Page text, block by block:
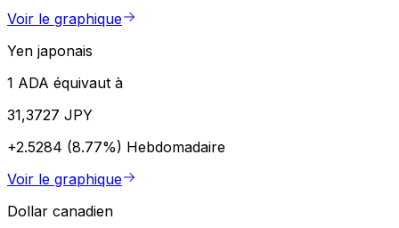
Voir le graphique
Yen japonais
1 ADA équivaut à
31,3727 JPY
+2.5284 (8.77%) Hebdomadaire
Voir le graphique
Dollar canadien